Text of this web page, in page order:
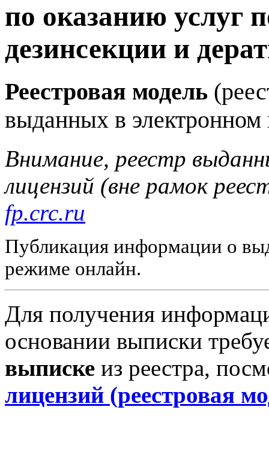
по оказанию услуг
дезинсекции и
Реестровая модель
выданных в электронном
Внимание, реестр
лицензий (вне рамок
fp.crc.ru
Публикация информации о
режиме онлайн.
Для получения
основании выписки
выписке из реестра,
лицензий (реестровая